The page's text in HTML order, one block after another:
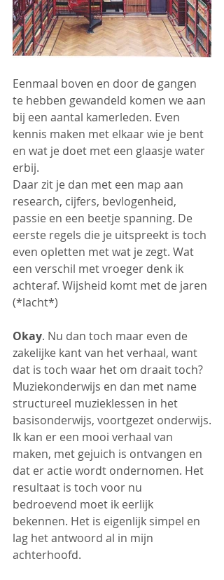
Eenmaal boven en door de gangen
te hebben gewandeld komen we aan
bij een aantal kamerleden. Even
kennis maken met elkaar wie je bent
en wat je doet met een glaasje water
erbij.
Daar zit je dan met een map aan
research, cijfers, bevlogenheid,
passie en een beetje spanning. De
eerste regels die je uitspreekt is toch
even opletten met wat je zegt. Wat
een verschil met vroeger denk ik
achteraf. Wijsheid komt met de jaren
(*lacht*)
Okay. Nu dan toch maar even de
zakelijke kant van het verhaal, want
dat is toch waar het om draait toch?
Muziekonderwijs en dan met name
structureel muzieklessen in het
basisonderwijs, voortgezet onderwijs.
Ik kan er een mooi verhaal van
maken, met gejuich is ontvangen en
dat er actie wordt ondernomen. Het
resultaat is toch voor nu
bedroevend moet ik eerlijk
bekennen. Het is eigenlijk simpel en
lag het antwoord al in mijn
achterhoofd.